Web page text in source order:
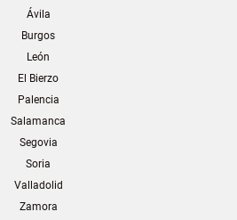
Ávila
Burgos
León
El Bierzo
Palencia
Salamanca
Segovia
Soria
Valladolid
Zamora